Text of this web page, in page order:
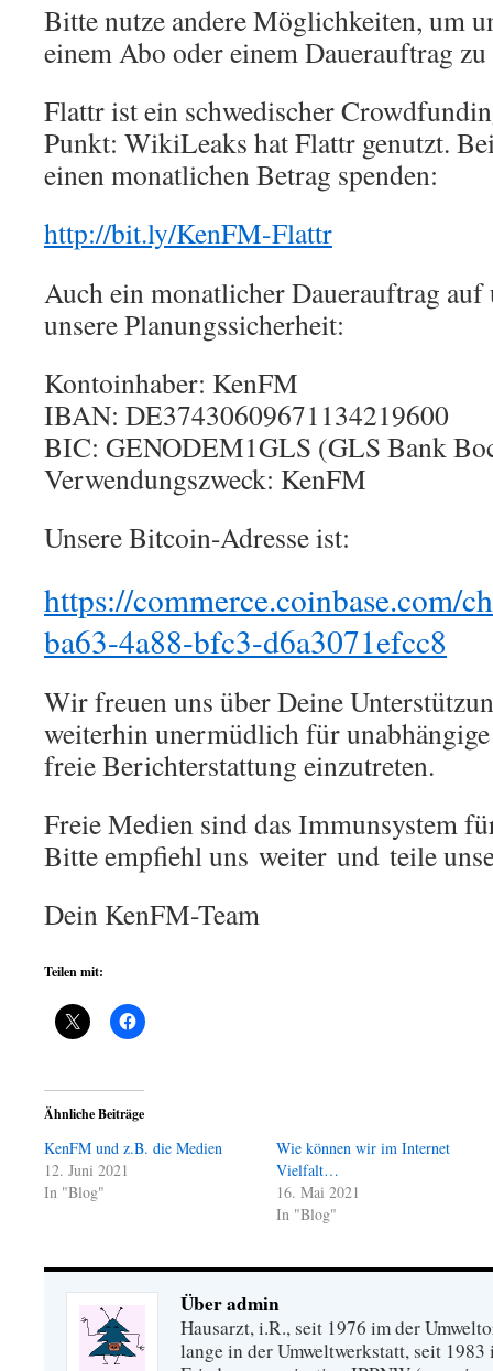
Bitte nutze andere Möglichkeiten, um
einem Abo oder einem Dauerauftrag
Flattr ist ein schwedischer
Punkt: WikiLeaks hat Flattr genutzt.
einen monatlichen Betrag spenden:
http://bit.ly/KenFM-Flattr
Auch ein monatlicher Dauerauftrag
unsere Planungssicherheit:
Kontoinhaber: KenFM
IBAN: DE37430609671134219600
BIC: GENODEM1GLS (GLS Bank
Verwendungszweck: KenFM
Unsere Bitcoin-Adresse ist:
https://commerce.coinbase.com/
ba63-4a88-bfc3-d6a3071efcc8
Wir freuen uns über Deine
weiterhin unermüdlich für
freie Berichterstattung einzutreten.
Freie Medien sind das Immunsystem
Bitte empfiehl uns weiter und teile
Dein KenFM-Team
Teilen mit:
Ähnliche Beiträge
KenFM und z.B. die Medien
12. Juni 2021
In "Blog"
Wie können wir im Internet
Vielfalt…
16. Mai 2021
In "Blog"
Über admin
Hausarzt, i.R., seit 1976 im der
lange in der Umweltwerkstatt, seit